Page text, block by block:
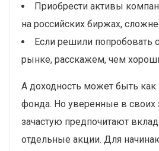
Приобрести активы
на российских биржах,
Если решили попробовать
рынке, расскажем, чем
А доходность может быть
фонда. Но уверенные в своих
зачастую предпочитают
отдельные акции. Для